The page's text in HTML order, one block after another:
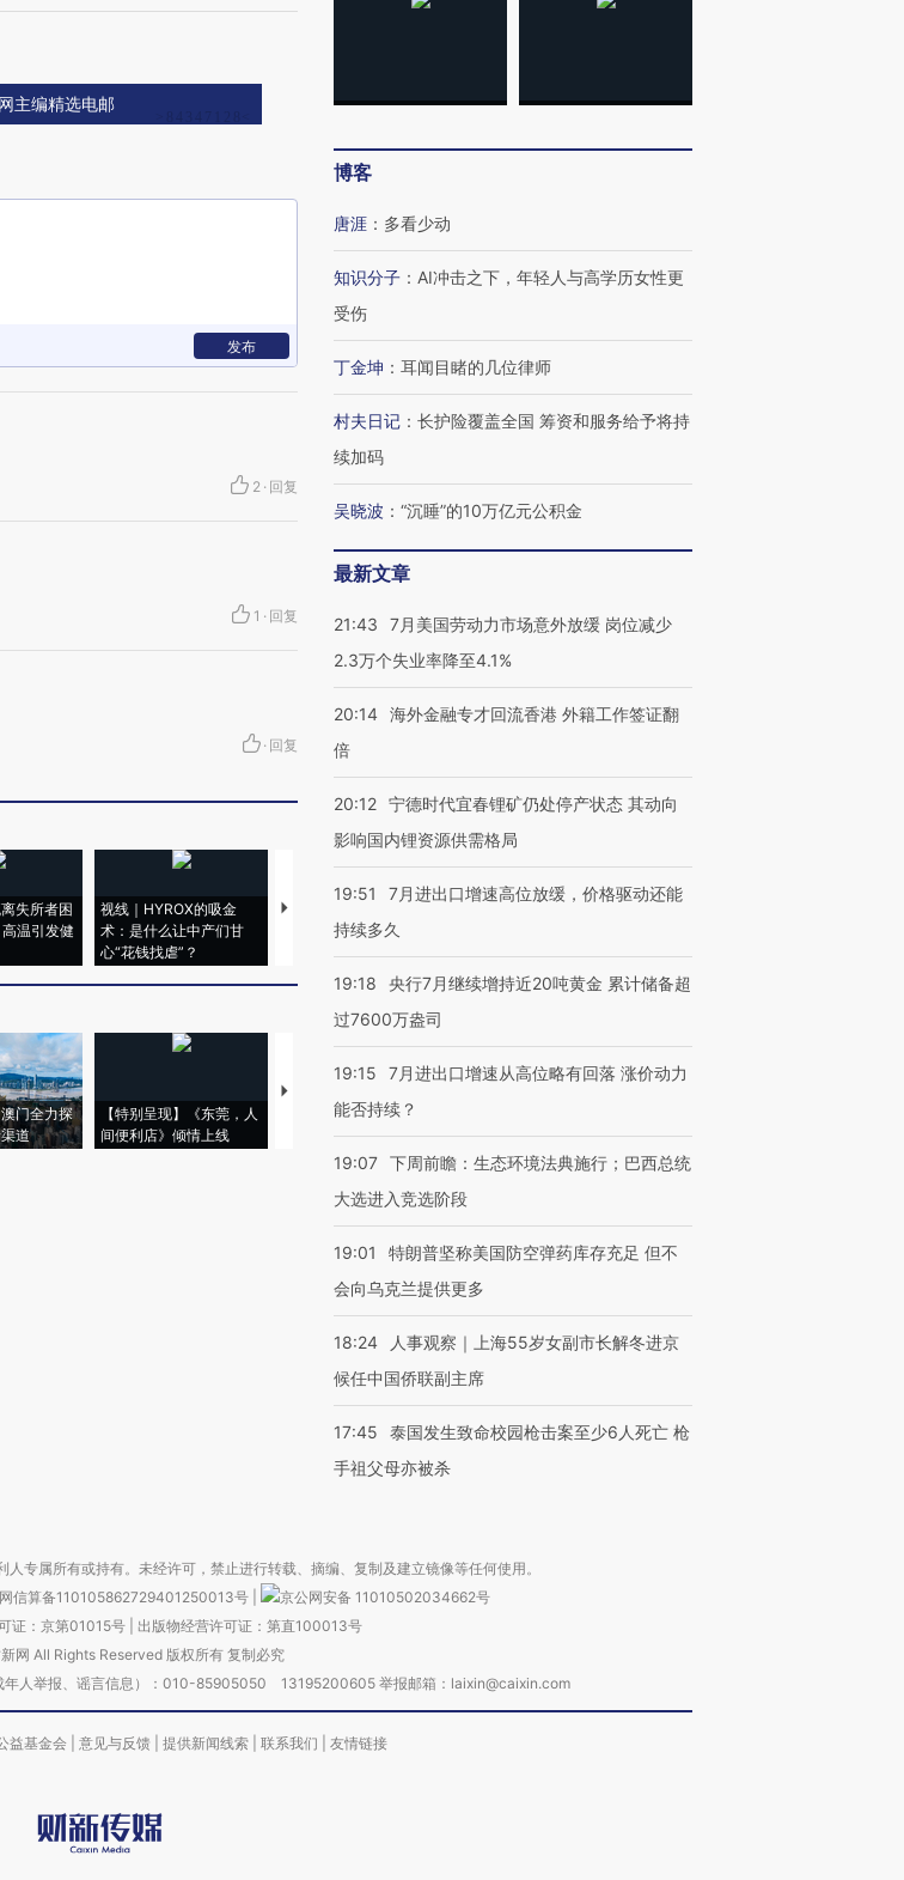
主编精选电邮
发布
2 · 回复
1 · 回复
· 回复
失所者困
温引发健
视线｜HYROX的吸金
术：是什么让中产们甘
心“花钱找虐”？
马航飞行员跨国走私7万
粒摇头丸 尿检体内含3种
育部长拱下台
飞地休达
门全力探
道
【特别呈现】《东莞，人
间便利店》倾情上线
【推广】走进第四届链博
会，让数智科技“链”接产
有意思的生活方式·第三对
住三大增长引擎是什么？
博客
唐涯 ： 多看少动
知识分子 ： AI冲击之下，年轻人与高学历女性更
受伤
丁金坤 ： 耳闻目睹的几位律师
村夫日记 ： 长护险覆盖全国 筹资和服务给予将持
续加码
吴晓波 ： “沉睡”的10万亿元公积金
最新文章
21:43
7月美国劳动力市场意外放缓 岗位减少
2.3万个失业率降至4.1%
20:14 海外金融专才回流香港 外籍工作签证翻
倍
20:12 宁德时代宜春锂矿仍处停产状态 其动向
影响国内锂资源供需格局
19:51
7月进出口增速高位放缓，价格驱动还能
持续多久
19:18
央行7月继续增持近20吨黄金 累计储备超
过7600万盎司
19:15
7月进出口增速从高位略有回落 涨价动力
能否持续？
19:07 下周前瞻：生态环境法典施行；巴西总统
大选进入竞选阶段
19:01
特朗普坚称美国防空弹药库存充足 但不
会向乌克兰提供更多
18:24
人事观察｜上海55岁女副市长解冬进京
候任中国侨联副主席
17:45
泰国发生致命校园枪击案至少6人死亡 枪
手祖父母亦被杀
专属所有或持有。未经许可，禁止进行转载、摘编、复制及建立镜像等任何使用。
网信算备110105862729401250013号
京公网安备 11010502034662号
证：京第01015号| 出版物经营许可证：第直100013号
网 All Rights Reserved 版权所有 复制必究
年人举报、谣言信息）：010-85905050 13195200605 举报邮箱：laixin@caixin.com
益基金会 意见与反馈 提供新闻线索 联系我们 友情链接